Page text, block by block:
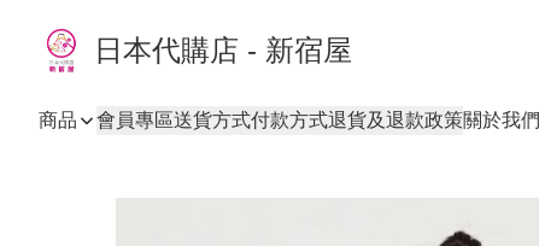
日本代購店 - 新宿屋
商品 會員專區送貨方式付款方式退貨及退款政策關於我們